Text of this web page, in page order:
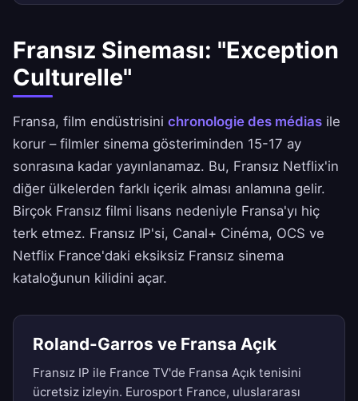
Fransız Sineması: "Exception
Culturelle"
Fransa, film endüstrisini chronologie des médias ile
korur – filmler sinema gösteriminden 15-17 ay
sonrasına kadar yayınlanamaz. Bu, Fransız Netflix'in
diğer ülkelerden farklı içerik alması anlamına gelir.
Birçok Fransız filmi lisans nedeniyle Fransa'yı hiç
terk etmez. Fransız IP'si, Canal+ Cinéma, OCS ve
Netflix France'daki eksiksiz Fransız sinema
kataloğunun kilidini açar.
Roland-Garros ve Fransa Açık
Fransız IP ile France TV'de Fransa Açık tenisini
ücretsiz izleyin. Eurosport France, uluslararası